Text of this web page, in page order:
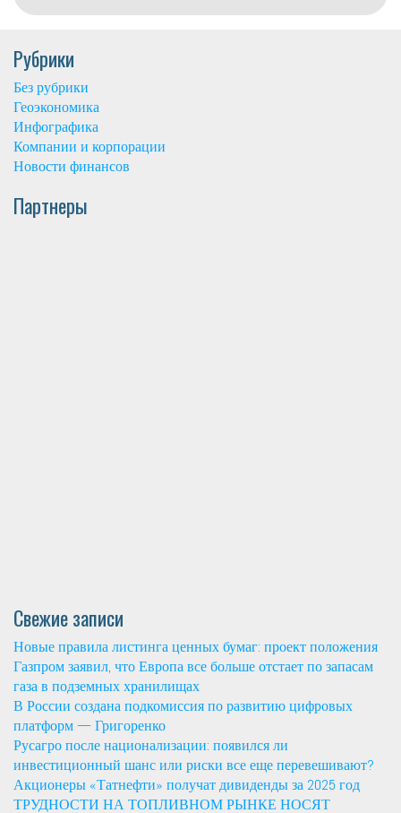
Рубрики
Без рубрики
Геоэкономика
Инфографика
Компании и корпорации
Новости финансов
Партнеры
Свежие записи
Новые правила листинга ценных бумаг: проект положения
Газпром заявил, что Европа все больше отстает по запасам
газа в подземных хранилищах
В России создана подкомиссия по развитию цифровых
платформ — Григоренко
Русагро после национализации: появился ли
инвестиционный шанс или риски все еще перевешивают?
Акционеры «Татнефти» получат дивиденды за 2025 год
ТРУДНОСТИ НА ТОПЛИВНОМ РЫНКЕ НОСЯТ